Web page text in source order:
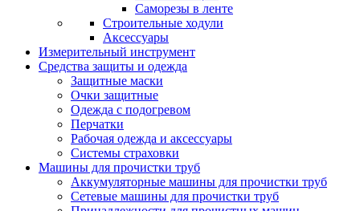
Саморезы в ленте
Строительные ходули
Аксессуары
Измерительный инструмент
Средства защиты и одежда
Защитные маски
Очки защитные
Одежда с подогревом
Перчатки
Рабочая одежда и аксессуары
Системы страховки
Машины для прочистки труб
Аккумуляторные машины для прочистки труб
Сетевые машины для прочистки труб